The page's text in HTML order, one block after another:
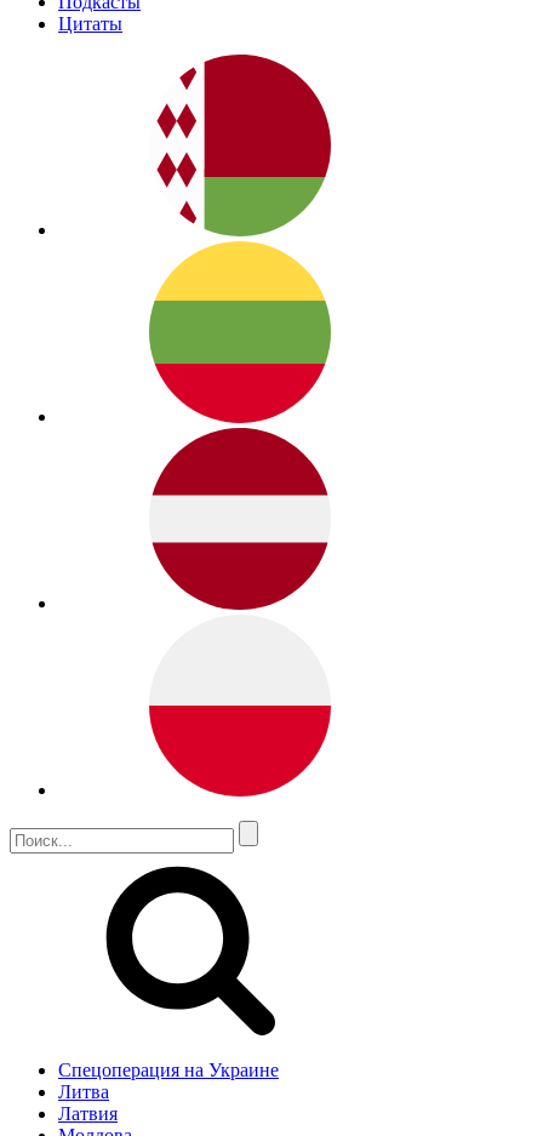
Цитаты
Спецоперация на Украине
Литва
Латвия